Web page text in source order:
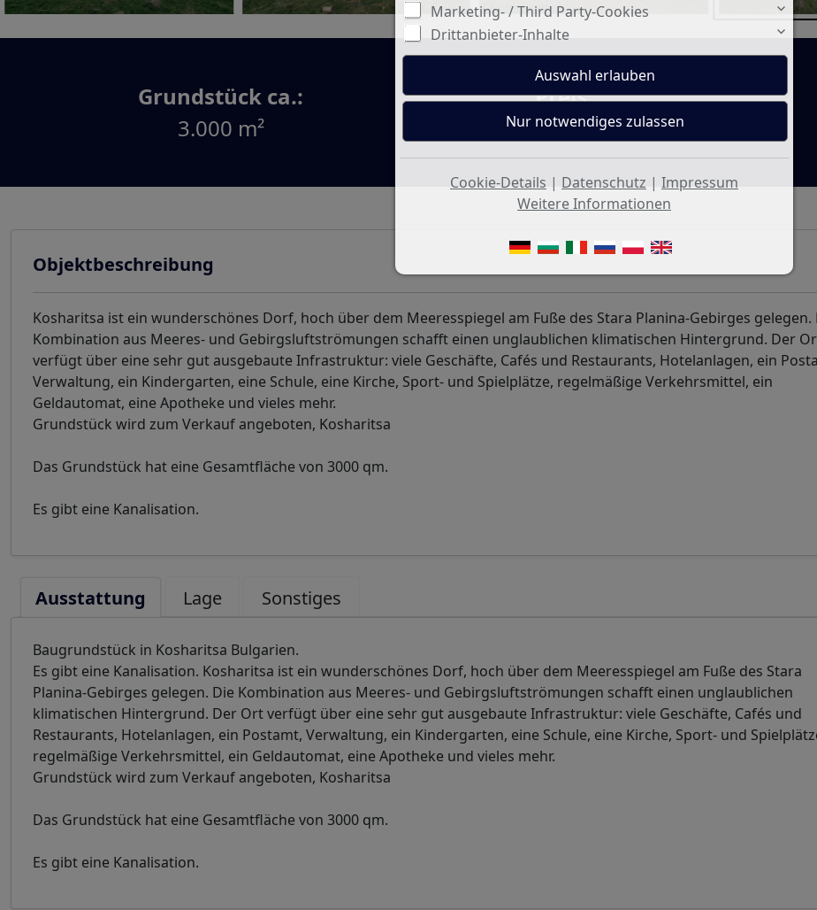
Grundstück ca.:
3.000 m²
Preis:
121.800 €
Objektbeschreibung
Kosharitsa ist ein wunderschönes Dorf, hoch über dem Meeresspiegel am Fuße des Stara Planina-Gebirges gelegen.
Kombination aus Meeres- und Gebirgsluftströmungen schafft einen unglaublichen klimatischen Hintergrund. Der
verfügt über eine sehr gut ausgebaute Infrastruktur: viele Geschäfte, Cafés und Restaurants, Hotelanlagen, ein
Verwaltung, ein Kindergarten, eine Schule, eine Kirche, Sport- und Spielplätze, regelmäßige Verkehrsmittel, ein
Geldautomat, eine Apotheke und vieles mehr.
Grundstück wird zum Verkauf angeboten, Kosharitsa
Das Grundstück hat eine Gesamtfläche von 3000 qm.
Es gibt eine Kanalisation.
Ausstattung Lage Sonstiges
Baugrundstück in Kosharitsa Bulgarien.
Es gibt eine Kanalisation. Kosharitsa ist ein wunderschönes Dorf, hoch über dem Meeresspiegel am Fuße des Stara
Planina-Gebirges gelegen. Die Kombination aus Meeres- und Gebirgsluftströmungen schafft einen unglaublichen
klimatischen Hintergrund. Der Ort verfügt über eine sehr gut ausgebaute Infrastruktur: viele Geschäfte, Cafés und
Restaurants, Hotelanlagen, ein Postamt, Verwaltung, ein Kindergarten, eine Schule, eine Kirche, Sport- und
regelmäßige Verkehrsmittel, ein Geldautomat, eine Apotheke und vieles mehr.
Grundstück wird zum Verkauf angeboten, Kosharitsa
Das Grundstück hat eine Gesamtfläche von 3000 qm.
Es gibt eine Kanalisation.
Marketing- / Third Party-Cookies
Drittanbieter-Inhalte
Cookie-Details | Datenschutz | Impressum
Weitere Informationen